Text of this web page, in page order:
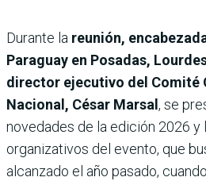
Durante la reunión,
Paraguay en Posadas,
director ejecutivo del Comité
Nacional, César Marsal , se
novedades de la edición 2026 y
organizativos del evento, que
alcanzado el año pasado,